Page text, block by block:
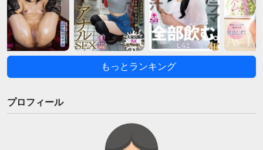
もっとランキング
プロフィール